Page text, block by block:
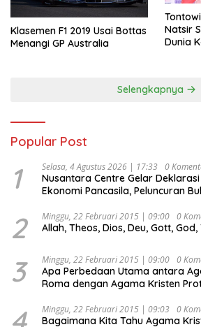
Klasemen F1 2019 Usai Bottas
Menangi GP Australia
Natsir
Dunia
Selengkapnya
Popular Post
1 Selasa, 4 Agustus 2026 | 17:33 0
Nusantara Centre Gelar
Ekonomi Pancasila, Peluncuran
Ekonomi Politik Indonesia) &
“Urgensi Undang-Undang
Indonesia Emas 2045”,
2 Minggu, 22 Februari 2015 | 09:00 0
Allah, Theos, Dios, Deu, Gott, God,
3 Minggu, 22 Februari 2015 | 09:00 0
Apa Perbedaan Utama antara
Roma dengan Agama Kristen
Minggu, 22 Februari 2015 | 09:03 0
Bagaimana Kita Tahu Agama